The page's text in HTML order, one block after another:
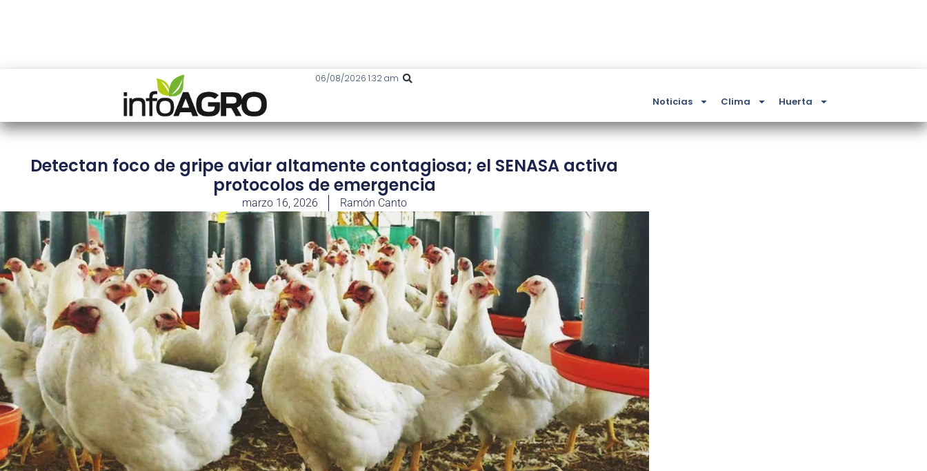
06/08/2026 1:32 am
Noticias Clima Huerta
Detectan foco de gripe aviar altamente contagiosa; el SENASA activa
protocolos de emergencia
marzo 16, 2026 Ramón Canto